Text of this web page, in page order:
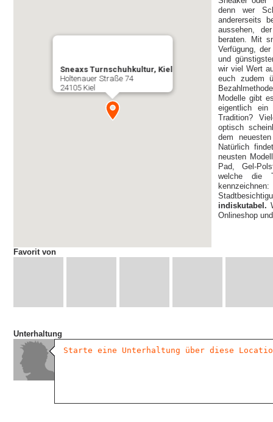
Sneaxs Turnschuhkultur, Kiel
Holtenauer Straße 74
24105 Kiel
denn wer
andererseits
aussehen,
beraten. Mit
Verfügung,
und
wir viel Wert
euch zudem
Modelle gibt
eigentlich ein
Tradition?
optisch
dem
Natürlich
neusten
Pad, Gel-
welche die
indiskutabel.
Onlineshop
Favorit von
Unterhaltung